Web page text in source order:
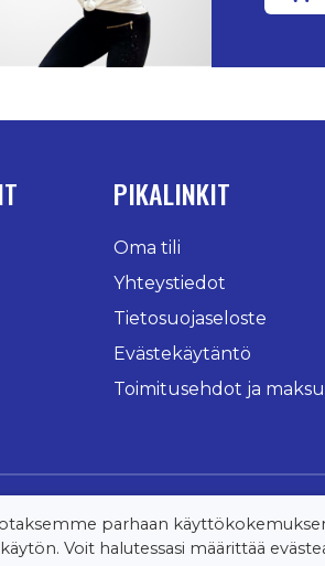
PIKALINKIT
Oma tili
Yhteystiedot
Tietosuojaseloste
Evästekäytäntö
Toimitusehdot ja
parhaan
Voit halutessasi määrittää